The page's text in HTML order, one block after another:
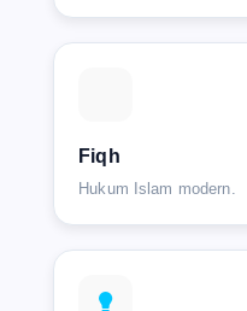
Fiqh
Hukum Islam modern.